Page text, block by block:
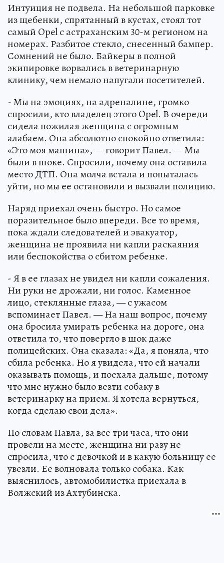
Интуиция не подвела. На небольшой парковке
из щебенки, спрятанный в кустах, стоял тот
самый Opel с астраханским 30-м регионом на
номерах. Разбитое стекло, снесенный бампер.
Сомнений не было. Байкеры в полной
экипировке ворвались в ветеринарную
клинику, чем немало напугали посетителей.
- Мы на эмоциях, на адреналине, громко
спросили, кто владелец этого Opel. В очереди
сидела пожилая женщина с огромным
алабаем. Она абсолютно спокойно ответила:
«Это моя машина», — говорит Павел. — Мы
были в шоке. Спросили, почему она оставила
место ДТП. Она молча встала и попыталась
уйти, но мы ее остановили и вызвали полицию.
Наряд приехал очень быстро. Но самое
поразительное было впереди. Все то время,
пока ждали следователей и эвакуатор,
женщина не проявила ни капли раскаяния
или беспокойства о сбитом ребенке.
- Я в ее глазах не увидел ни капли сожаления.
Ни руки не дрожали, ни голос. Каменное
лицо, стеклянные глаза, — с ужасом
вспоминает Павел. — На наш вопрос, почему
она бросила умирать ребенка на дороге, она
ответила то, что повергло в шок даже
полицейских. Она сказала: «Да, я поняла, что
сбила ребенка. Но я увидела, что ей начали
оказывать помощь, и поехала дальше, потому
что мне нужно было везти собаку в
ветеринарку на прием. Я хотела вернуться,
когда сделаю свои дела».
По словам Павла, за все три часа, что они
провели на месте, женщина ни разу не
спросила, что с девочкой и в какую больницу ее
увезли. Ее волновала только собака. Как
выяснилось, автомобилистка приехала в
Волжский из Ахтубинска.